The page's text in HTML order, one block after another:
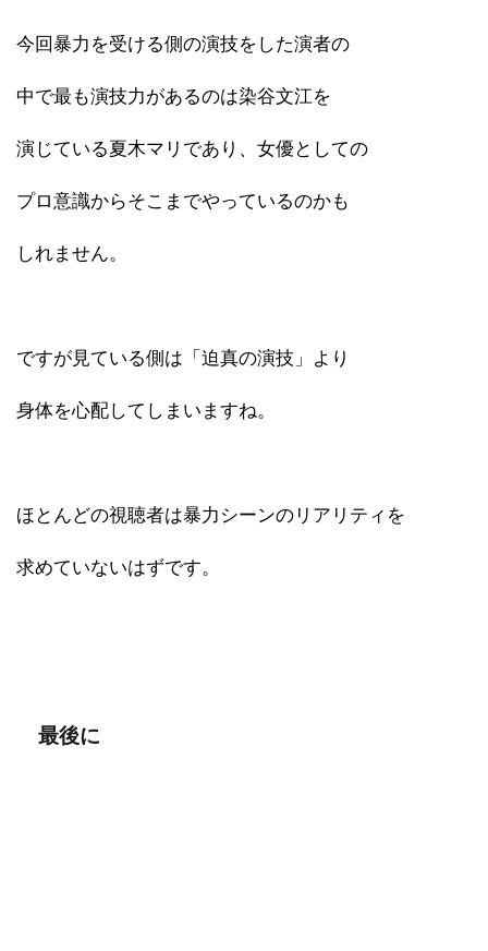
今回暴力を受ける側の演技をした演者の
中で最も演技力があるのは染谷文江を
演じている夏木マリであり、女優としての
プロ意識からそこまでやっているのかも
しれません。
ですが見ている側は「迫真の演技」より
身体を心配してしまいますね。
ほとんどの視聴者は暴力シーンのリアリティを
求めていないはずです。
最後に